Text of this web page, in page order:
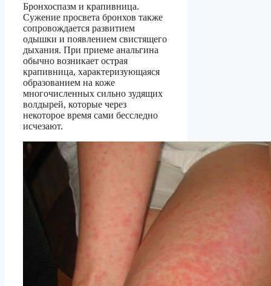
Бронхоспазм и крапивница.
Сужение просвета бронхов также
сопровождается развитием
одышки и появлением свистящего
дыхания. При приеме анальгина
обычно возникает острая
крапивница, характеризующаяся
образованием на коже
многочисленных сильно зудящих
волдырей, которые через
некоторое время сами бесследно
исчезают.